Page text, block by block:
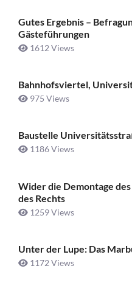
Gutes Ergebnis –
Gästeführungen
1612 Views
Bahnhofsviertel,
975 Views
Baustelle
1186 Views
Wider die Demontage
des Rechts
1259 Views
Unter der Lupe: Das
1172 Views